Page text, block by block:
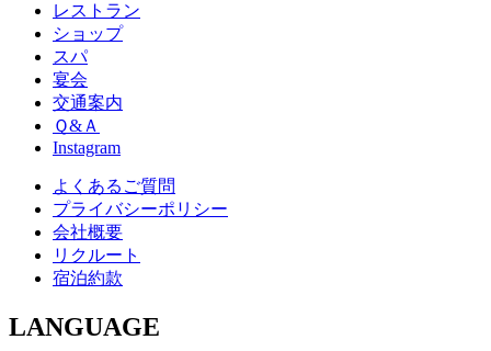
レストラン
ショップ
スパ
宴会
交通案内
Ｑ&Ａ
Instagram
よくあるご質問
プライバシーポリシー
会社概要
リクルート
宿泊約款
LANGUAGE